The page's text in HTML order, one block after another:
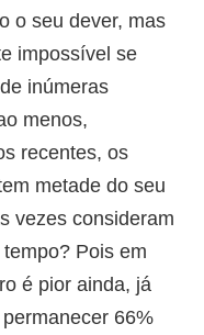
o seu dever, mas
impossível se
inúmeras
menos,
recentes, os
metade do seu
vezes consideram
Pois em
é pior ainda, já
66%